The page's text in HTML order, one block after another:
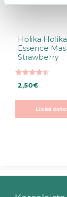
Holika
Essence
Strawberry
4.50
5:stä
2,50€
Lisää